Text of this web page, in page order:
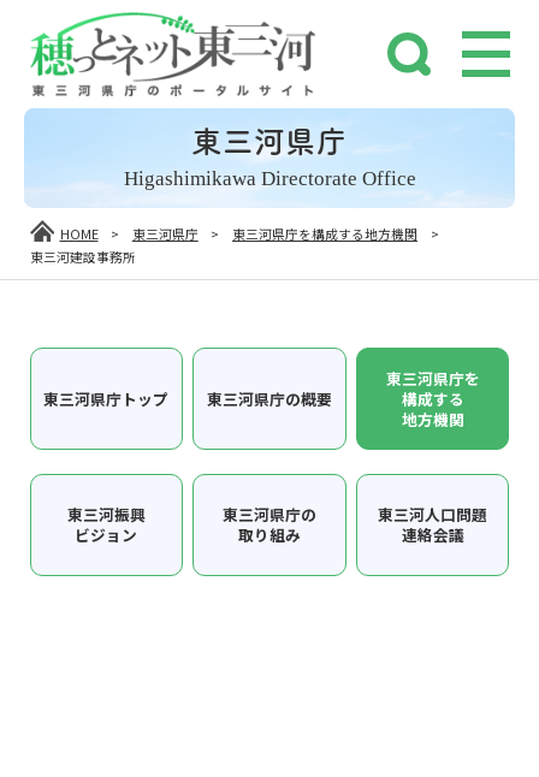
東三河県庁
Higashimikawa Directorate Office
HOME > 東三河県庁 > 東三河県庁を構成する地方機関
>
東三河建設事務所
東三河県庁トップ 東三河県庁の概要
東三河県庁を
構成する
地方機関
東三河振興
ビジョン
東三河県庁の
取り組み
東三河人口問題
連絡会議